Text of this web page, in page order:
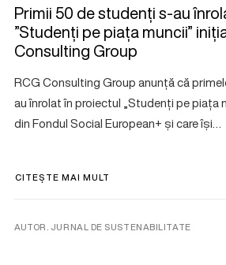
Primii 50 de studenți s-au
”Studenți pe piața muncii”
Consulting Group
RCG Consulting Group anunță că
au înrolat în proiectul „Studenți pe piața
din Fondul Social European+ și care își…
CITEȘTE MAI MULT
AUTOR. JURNAL DE SUSTENABILITATE